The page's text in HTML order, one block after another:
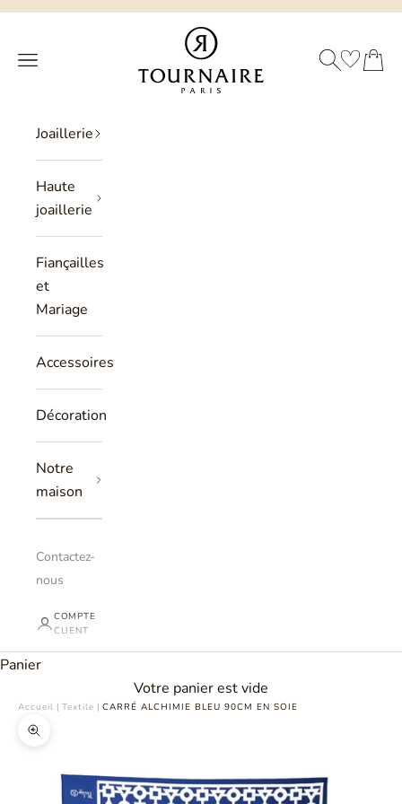
Passer au contenu
Philippe Tournaire
Menu
RECHERCHEPANIER
Joaillerie
Haute
joaillerie
Fiançailles
et
Mariage
Accessoires
Décoration
Notre
maison
Contactez-
nous
COMPTE
CLIENT
Panier
Votre panier est vide
Accueil | Textile | CARRÉ ALCHIMIE BLEU 90CM EN SOIE
Zoomer sur l'image